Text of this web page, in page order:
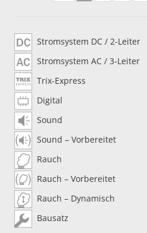
Stromsystem DC / 2-Leiter
Stromsystem AC / 3-Leiter
Trix-Express
Digital
Sound
Sound – Vorbereitet
Rauch
Rauch – Vorbereitet
Rauch – Dynamisch
Bausatz